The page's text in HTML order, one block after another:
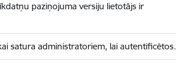
paziņojuma versiju lietotājs ir
satura administratoriem, lai autentificētos.